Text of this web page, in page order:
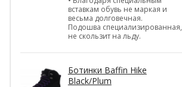
вставкам обувь не маркая и
весьма долговечная.
Подошва специализированная,
не скользит на льду.
Ботинки Baffin Hike
Black/Plum